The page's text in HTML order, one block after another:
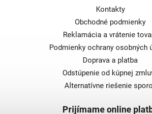
Kontakty
Obchodné podmienky
Reklamácia a vrátenie
Podmienky ochrany osobných
Doprava a platba
Odstúpenie od kúpnej
Alternatívne riešenie
Prijímame online